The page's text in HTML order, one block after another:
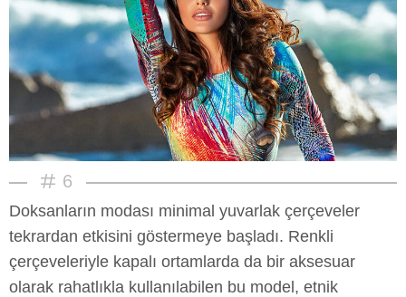
6
Doksanların modası minimal yuvarlak çerçeveler
tekrardan etkisini göstermeye başladı. Renkli
çerçeveleriyle kapalı ortamlarda da bir aksesuar
olarak rahatlıkla kullanılabilen bu model, etnik